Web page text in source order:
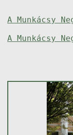
A Munkácsy
A Munkácsy